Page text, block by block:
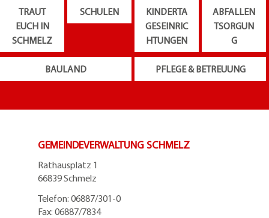
TRAUT
EUCH IN
SCHMELZ
SCHULEN
KINDERTA
GESEINRIC
HTUNGEN
ABFALLEN
TSORGUN
G
BAULAND PFLEGE & BETREUUNG
GEMEINDEVERWALTUNG SCHMELZ
Rathausplatz 1
66839 Schmelz
Telefon: 06887/301-0
Fax: 06887/7834